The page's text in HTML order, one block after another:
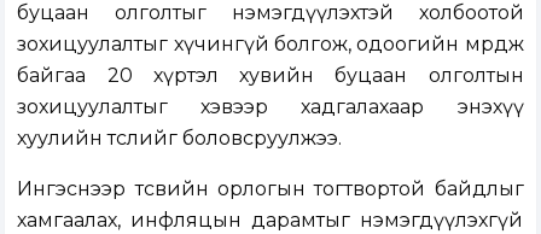
буцаан олголтыг нэмэгдүүлэхтэй холбоотой
зохицуулалтыг хүчингүй болгож, одоогийн мөрдөж
байгаа 20 хүртэл хувийн буцаан олголтын
зохицуулалтыг хэвээр хадгалахаар энэхүү
хуулийн төслийг боловсруулжээ.
Ингэснээр төсвийн орлогын тогтвортой байдлыг
хамгаалах, инфляцын дарамтыг нэмэгдүүлэхгүй